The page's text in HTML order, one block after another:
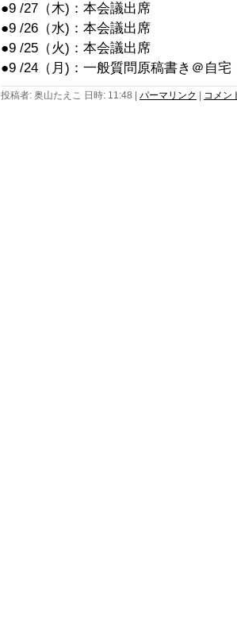
●9 /27（木)：本会議出席
●9 /26（水)：本会議出席
●9 /25（火)：本会議出席
●9 /24（月)：一般質問原稿書き＠自宅
投稿者: 奥山たえこ 日時: 11:48 パーマリンク コメン